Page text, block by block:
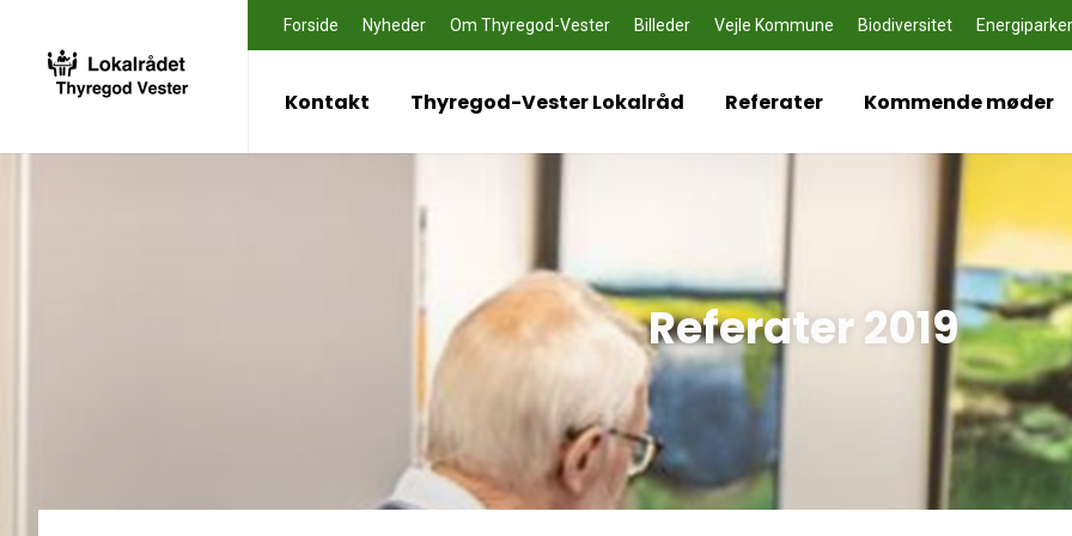
Forside Nyheder Om Thyregod-Vester Billeder Vejle Kommune Biodiversitet
Kontakt Thyregod-Vester Lokalråd Referater Kommende møder
Referater 2019